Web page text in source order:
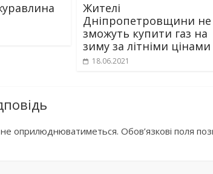
Жителі
Дніпропетровщини не
зможуть купити газ на
зиму за літніми цінами
18.06.2021
оприлюднюватиметься. Обов’язкові поля